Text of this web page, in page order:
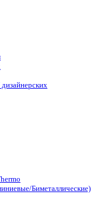
Биметаллические)